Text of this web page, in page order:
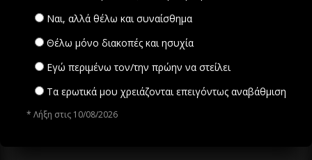
Ναι, αλλά θέλω και συναίσθημα
Θέλω μόνο διακοπές και ησυχία
Εγώ περιμένω τον/την πρώην να στείλει
Τα ερωτικά μου χρειάζονται επειγόντως αναβάθμιση
* Λήξη στις 10/08/2026